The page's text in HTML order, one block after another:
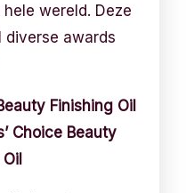
wereld. Deze
diverse awards
Finishing Oil
Choice Beauty